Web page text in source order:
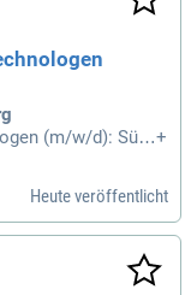
(m/w/d): Süß
steuern
+
Heute veröffentlicht